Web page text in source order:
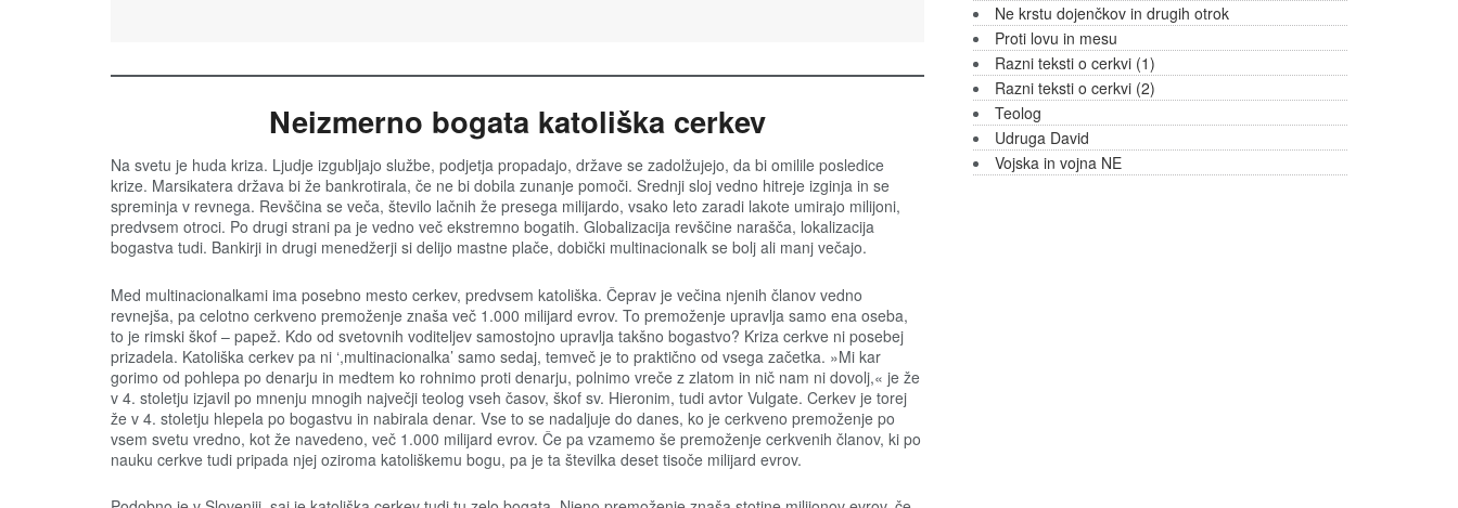
Neizmerno bogata katoliška cerkev
Na svetu je huda kriza. Ljudje izgubljajo službe, podjetja propadajo, države se zadolžujejo, da bi omilile posledice
krize. Marsikatera država bi že bankrotirala, če ne bi dobila zunanje pomoči. Srednji sloj vedno hitreje izginja in se
spreminja v revnega. Revščina se veča, število lačnih že presega milijardo, vsako leto zaradi lakote umirajo milijoni,
predvsem otroci. Po drugi strani pa je vedno več ekstremno bogatih. Globalizacija revščine narašča, lokalizacija
bogastva tudi. Bankirji in drugi menedžerji si delijo mastne plače, dobički multinacionalk se bolj ali manj večajo.
Med multinacionalkami ima posebno mesto cerkev, predvsem katoliška. Čeprav je večina njenih članov vedno
revnejša, pa celotno cerkveno premoženje znaša več 1.000 milijard evrov. To premoženje upravlja samo ena oseba,
to je rimski škof – papež. Kdo od svetovnih voditeljev samostojno upravlja takšno bogastvo? Kriza cerkve ni posebej
prizadela. Katoliška cerkev pa ni ‘,multinacionalka’ samo sedaj, temveč je to praktično od vsega začetka. »Mi kar
gorimo od pohlepa po denarju in medtem ko rohnimo proti denarju, polnimo vreče z zlatom in nič nam ni dovolj,« je že
v 4. stoletju izjavil po mnenju mnogih največji teolog vseh časov, škof sv. Hieronim, tudi avtor Vulgate. Cerkev je torej
že v 4. stoletju hlepela po bogastvu in nabirala denar. Vse to se nadaljuje do danes, ko je cerkveno premoženje po
vsem svetu vredno, kot že navedeno, več 1.000 milijard evrov. Če pa vzamemo še premoženje cerkvenih članov, ki po
nauku cerkve tudi pripada njej oziroma katoliškemu bogu, pa je ta številka deset tisoče milijard evrov.
Ne krstu dojenčkov in drugih otrok
Proti lovu in mesu
Razni teksti o cerkvi (1)
Razni teksti o cerkvi (2)
Teolog
Udruga David
Vojska in vojna NE